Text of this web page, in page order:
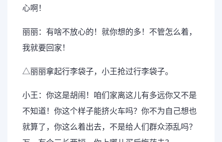
心啊！
丽丽：有啥不放心的！就你想的多！不管怎么着，
我就要回家！
△丽丽拿起行李袋子，小王抢过行李袋子。
小王：你这是胡闹！咱们家离这儿有多远你又不是
不知道！你这个样子能挤火车吗？你不为自己想也
就算了，你这么着出去，不是给人们群众添乱吗？